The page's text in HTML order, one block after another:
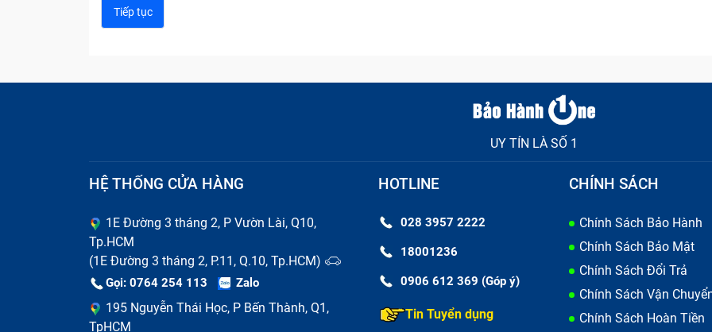
Sửa chữa điện thoại bao gồm những gì?
Thay pin điện thoại
Pin điện thoại là linh kiện có tuổi thọ ngắn nhất so với các bộ phận của máy. Khi pin của bạn có
phồng rộp, chai lỳ, thời gian sử dụng ngắn thì báo hiệu đã tới lúc thay pin cho chiếc điện thoại của
kéo dài tình trạng hỏng pin, có thể gây cháy nổ khi sạc máy cũng như sử dụng.
UY TÍN LÀ SỐ 1
HỆ THỐNG CỬA HÀNG
1E Đường 3 tháng 2, P Vườn Lài, Q10,
Tp.HCM
(1E Đường 3 tháng 2, P.11, Q.10, Tp.HCM)
Gọi: 0764 254 113 Zalo
195 Nguyễn Thái Học, P Bến Thành, Q1,
TpHCM
HOTLINE
028 3957 2222
18001236
0906 612 369 (Góp ý)
Tin Tuyển dụng
CHÍNH SÁCH
Chính Sách Bảo Hành
Chính Sách Bảo Mật
Chính Sách Đổi Trả
Chính Sách Vận
Chính Sách Hoàn Tiền